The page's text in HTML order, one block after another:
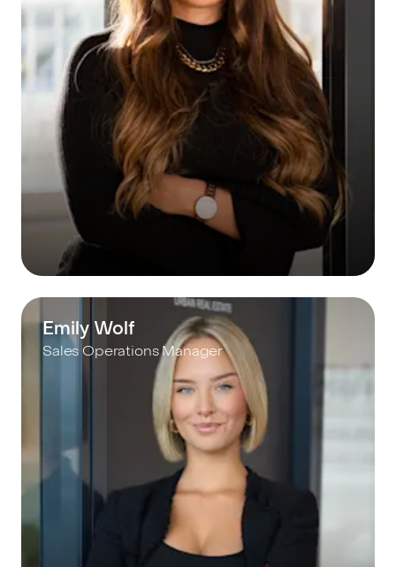
Emily Wolf
Sales Operations Manager